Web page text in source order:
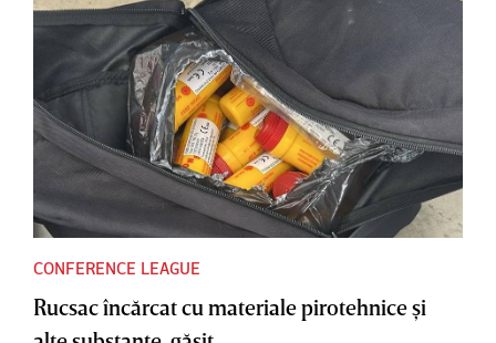
CONFERENCE LEAGUE
Rucsac încărcat cu materiale pirotehnice şi